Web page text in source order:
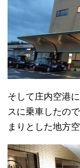
そして庄内空港
スに乗車したの
まりとした地方空